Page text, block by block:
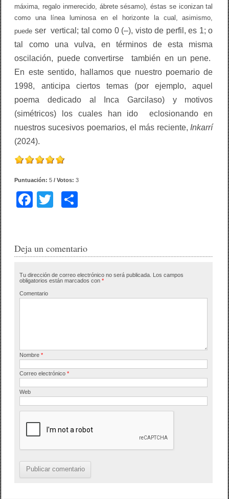
máxima, regalo inmerecido, ábrete sésamo), éstas se iconizan tal
como una línea luminosa en el horizonte la cual, asimismo,
puedeser vertical; tal como 0 (–), visto de perfil, es 1; o
tal como una vulva, en términos de esta misma
oscilación, puede convertirse
también en un pene.
En este sentido, hallamos que nuestro poemario de
1998, anticipa ciertos temas (por ejemplo, aquel
poema dedicado al Inca Garcilaso) y motivos
(simétricos) los cuales han ido eclosionando en
nuestros sucesivos poemarios, el más reciente,Inkarrí
(2024).
Puntuación:5 / Votos:3
F
e
o
o
er p
tir
Deja un comentario
Tu dirección de correo electrónico no será publicada. Los campos
obligatorios están marcados con*
Comentario
Nombre*
Correo electrónico*
Web